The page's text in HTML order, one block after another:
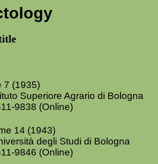
7 (1935)
Superiore Agrario di Bologna
9838 (Online)
14 (1943)
degli Studi di Bologna
9846 (Online)